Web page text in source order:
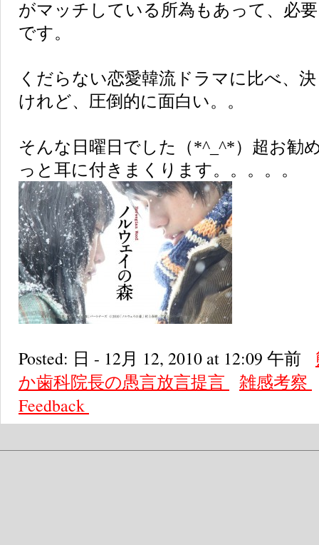
がマッチしている所為もあって、必
です。
くだらない恋愛韓流ドラマに比べ、
けれど、圧倒的に面白い。。
そんな日曜日でした（*^_^*）超お勧
っと耳に付きまくります。。。。。
Posted: 日 - 12月 12, 2010 at 12:09 午前
か歯科院長の愚言放言提言
雑感考察
Feedback